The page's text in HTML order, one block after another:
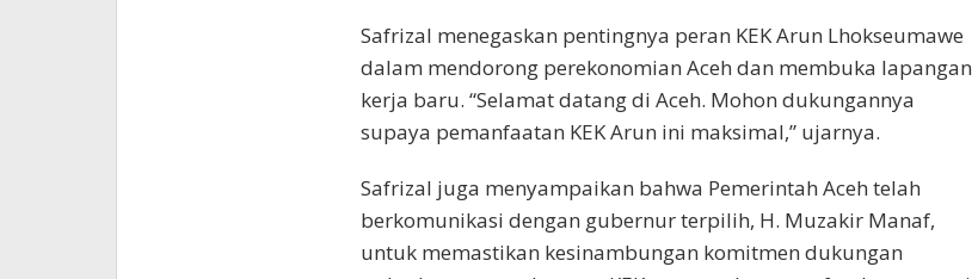
Safrizal menegaskan pentingnya peran KEK Arun Lhokseumawe
dalam mendorong perekonomian Aceh dan membuka lapangan
kerja baru. “Selamat datang di Aceh. Mohon dukungannya
supaya pemanfaatan KEK Arun ini maksimal,” ujarnya.
Safrizal juga menyampaikan bahwa Pemerintah Aceh telah
berkomunikasi dengan gubernur terpilih, H. Muzakir Manaf,
untuk memastikan kesinambungan komitmen dukungan